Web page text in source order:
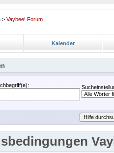
> Vaybee! Forum
Kalender